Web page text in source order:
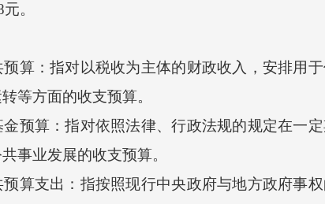
。
：指对以税收为主体的财政收入，安排用于
等方面的收支预算。
算：指对依照法律、行政法规的规定在一定
事业发展的收支预算。
支出：指按照现行中央政府与地方政府事权